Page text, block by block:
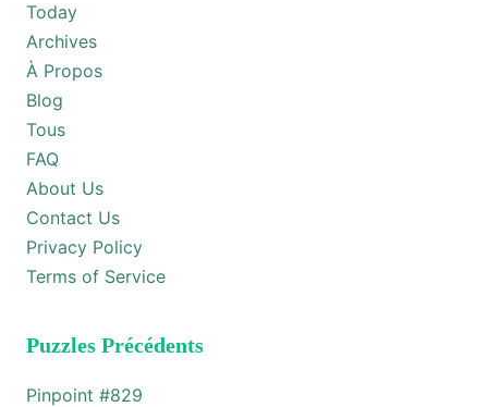
Today
Archives
À Propos
Blog
Tous
FAQ
About Us
Contact Us
Privacy Policy
Terms of Service
Puzzles Précédents
Pinpoint #829